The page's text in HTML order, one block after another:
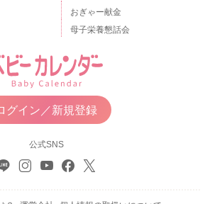
おぎゃー献金
母子栄養懇話会
グイン／新規登録
公式SNS